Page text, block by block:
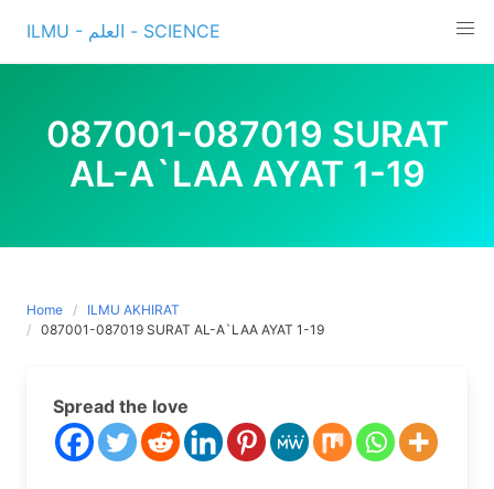
content
ILMU - العلم - SCIENCE
087001-087019 SURAT
AL-A`LAA AYAT 1-19
Home
ILMU AKHIRAT
087001-087019 SURAT AL-A`LAA AYAT 1-19
Spread the love